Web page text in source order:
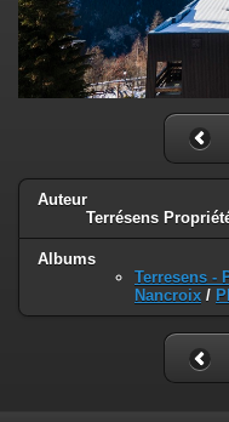
Auteur
Terrésens
Albums
Terresens -
Nancroix /